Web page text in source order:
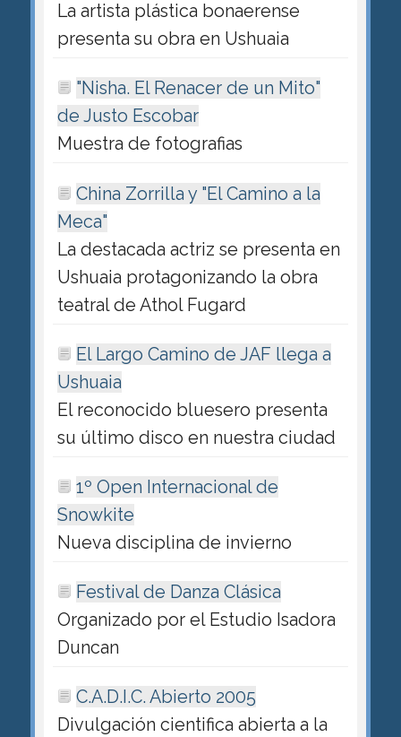
La artista plástica bonaerense
presenta su obra en Ushuaia
"Nisha. El Renacer de un Mito"
de Justo Escobar
Muestra de fotografias
China Zorrilla y "El Camino a la
Meca"
La destacada actriz se presenta en
Ushuaia protagonizando la obra
teatral de Athol Fugard
El Largo Camino de JAF llega a
Ushuaia
El reconocido bluesero presenta
su último disco en nuestra ciudad
1º Open Internacional de
Snowkite
Nueva disciplina de invierno
Festival de Danza Clásica
Organizado por el Estudio Isadora
Duncan
C.A.D.I.C. Abierto 2005
Divulgación cientifica abierta a la